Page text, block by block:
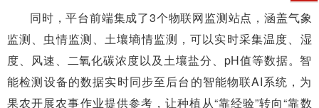
同时，平台前端集成了3个物联网监测站点，涵盖气象
监测、虫情监测、土壤墒情监测，可以实时采集温度、湿
度、风速、二氧化碳浓度以及土壤盐分、pH值等数据。智
能检测设备的数据实时同步至后台的智能物联AI系统，为
果农开展农事作业提供参考，让种植从“靠经验”转向“靠数